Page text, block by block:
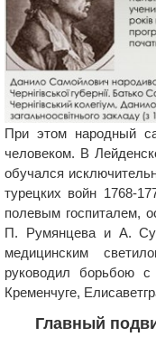
При этом народный
человеком. В
обучался
турецких войн 1768-
полевым госпиталем,
П. Румянцева и А.
медицинским
руководил борьбою
Кременчуге,
Главный